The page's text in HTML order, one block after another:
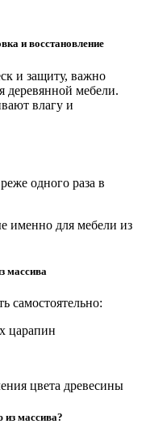
и восстановление
и защиту, важно
деревянной мебели.
влагу и
одного раза в
именно для мебели из
массива
самостоятельно:
царапин
цвета древесины
из массива?